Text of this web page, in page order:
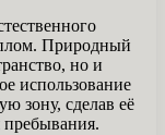
Природный
но и
использование
зону, сделав её
пребывания.